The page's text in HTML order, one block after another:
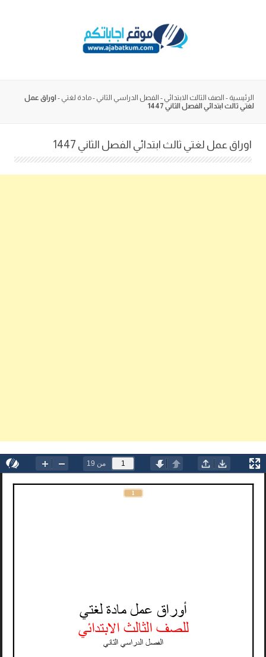
الرئيسية - الصف الثالث الابتدائي - الفصل الدراسي الثاني -مادة لغتي - اوراق عمل
لغتي ثالث ابتدائي الفصل الثاني 1447
اوراق عمل لغتي ثالث ابتدائي الفصل الثاني 1447